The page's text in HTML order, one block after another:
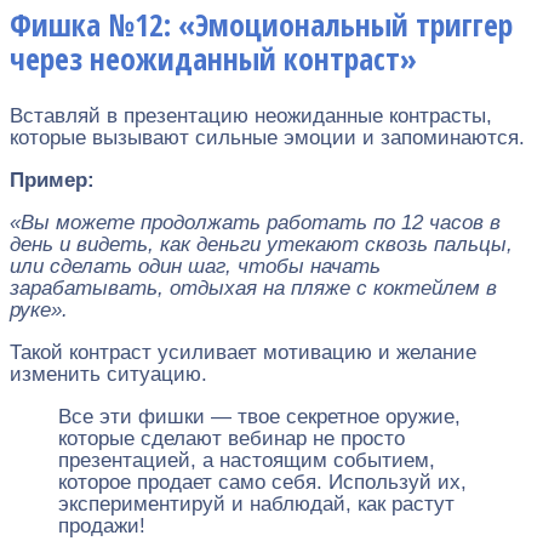
Фишка №12: «Эмоциональный триггер
через неожиданный контраст»
Вставляй в презентацию неожиданные контрасты,
которые вызывают сильные эмоции и запоминаются.
Пример:
«Вы можете продолжать работать по 12 часов в
день и видеть, как деньги утекают сквозь пальцы,
или сделать один шаг, чтобы начать
зарабатывать, отдыхая на пляже с коктейлем в
руке».
Такой контраст усиливает мотивацию и желание
изменить ситуацию.
Все эти фишки — твое секретное оружие,
которые сделают вебинар не просто
презентацией, а настоящим событием,
которое продает само себя. Используй их,
экспериментируй и наблюдай, как растут
продажи!